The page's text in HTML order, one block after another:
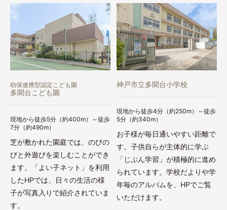
幼保連携型認定こども園
多聞台こども園
現地から徒歩5分（約400m）～徒歩
7分（約490m）
芝が敷かれた園庭では、のびの
びと外遊びを楽しむことができ
ます。「よい子ネット」を利用
したHPでは、日々の生活の様
子が写真入りで紹介されていま
す。
神戸市立多聞台小学校
現地から徒歩4分（約250m）～徒歩
5分（約340m）
お子様が毎日通いやすい距離で
す。子供自らが主体的に学ぶ
「じぶん学習」が積極的に進め
られています。学校だよりや学
年毎のアルバムを、HPでご覧
いただけます。